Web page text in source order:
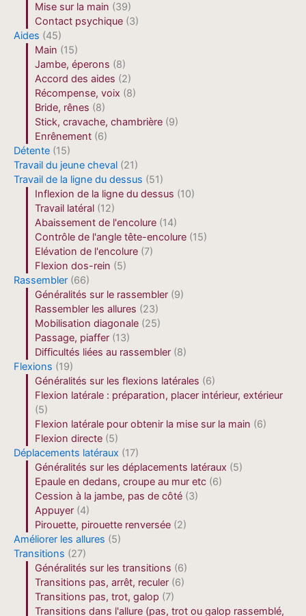
Mise sur la main (39)
Contact psychique (3)
Aides (45)
Main (15)
Jambe, éperons (8)
Accord des aides (2)
Récompense, voix (8)
Bride, rênes (8)
Stick, cravache, chambrière (9)
Enrênement (6)
Détente (15)
Travail du jeune cheval (21)
Travail de la ligne du dessus (51)
Inflexion de la ligne du dessus (10)
Travail latéral (12)
Abaissement de l'encolure (14)
Contrôle de l'angle tête-encolure (15)
Elévation de l'encolure (7)
Flexion dos-rein (5)
Rassembler (66)
Généralités sur le rassembler (9)
Rassembler les allures (23)
Mobilisation diagonale (25)
Passage, piaffer (13)
Difficultés liées au rassembler (8)
Flexions (19)
Généralités sur les flexions latérales (6)
Flexion latérale : préparation, placer intérieur, extérieur
(5)
Flexion latérale pour obtenir la mise sur la main (6)
Flexion directe (5)
Déplacements latéraux (17)
Généralités sur les déplacements latéraux (5)
Epaule en dedans, croupe au mur etc (6)
Cession à la jambe, pas de côté (3)
Appuyer (4)
Pirouette, pirouette renversée (2)
Améliorer les allures (5)
Transitions (27)
Généralités sur les transitions (6)
Transitions pas, arrêt, reculer (6)
Transitions pas, trot, galop (7)
Transitions dans l'allure (pas, trot ou galop rassemblé,